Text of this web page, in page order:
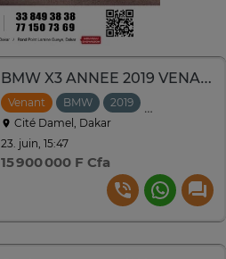
BMW X3 ANNEE 2019 VENANT
Venant BMW 2019
Cité Damel, Dakar
23. juin, 15:47
15 900 000 F Cfa